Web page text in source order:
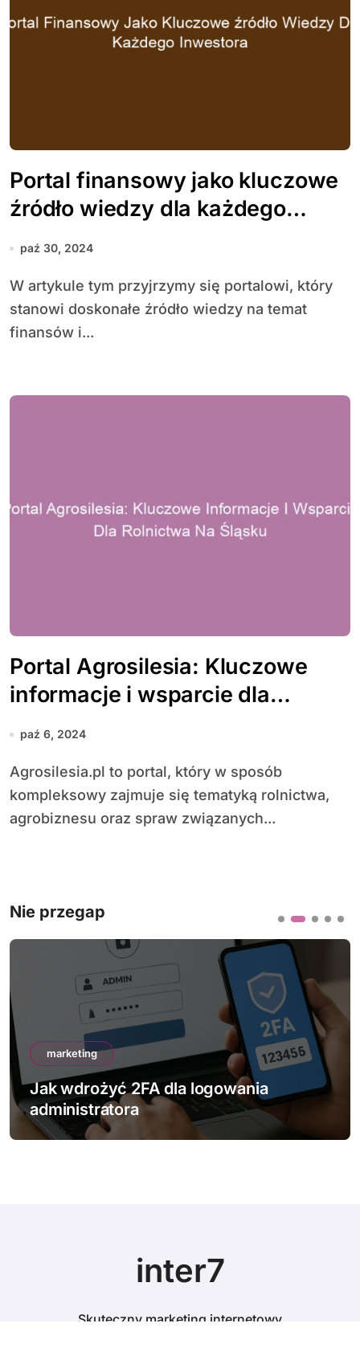
Portal finansowy jako kluczowe
źródło wiedzy dla każdego
inwestora
paź 30, 2024
W artykule tym przyjrzymy się portalowi, który
stanowi doskonałe źródło wiedzy na temat
finansów i...
Portal Agrosilesia: Kluczowe
informacje i wsparcie dla
rolnictwa na Śląsku
paź 6, 2024
Agrosilesia.pl to portal, który w sposób
kompleksowy zajmuje się tematyką rolnictwa,
agrobiznesu oraz spraw związanych...
Nie przegap
marketing
Jak wdrożyć 2FA dla logowania
administratora
inter7
Skuteczny marketing internetowy